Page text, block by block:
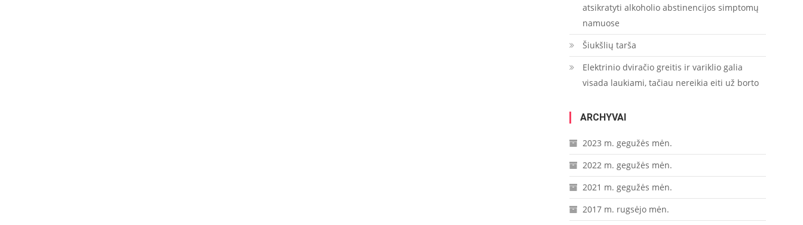
atsikratyti alkoholio abstinencijos simptomų
namuose
Šiukšlių tarša
Elektrinio dviračio greitis ir variklio galia
visada laukiami, tačiau nereikia eiti už borto
ARCHYVAI
2023 m. gegužės mėn.
2022 m. gegužės mėn.
2021 m. gegužės mėn.
2017 m. rugsėjo mėn.